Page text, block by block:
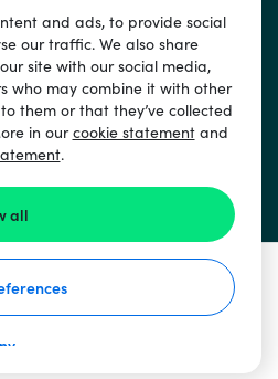
and ads, to provide social
our traffic. We also share
site with our social media,
who may combine it with other
them or that they’ve collected
in ourcookie statementand
.
all